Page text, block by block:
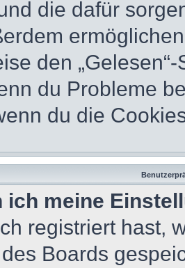
die dafür
den
du Probleme
du die
ich meine
registriert hast,
Boards